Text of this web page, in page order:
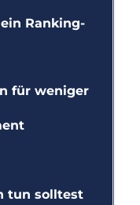
Ranking-
für weniger
tun solltest